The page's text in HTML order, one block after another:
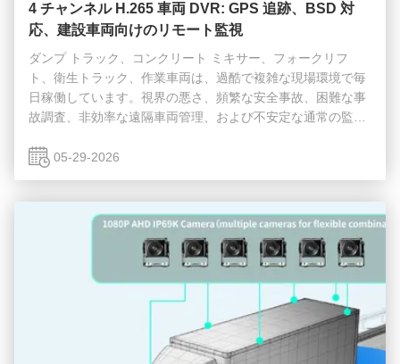
4 チャンネル H.265 車両 DVR: GPS 追跡、BSD 対
応、建設車両向けのリモート監視
ダンプ トラック、コンクリート ミキサー、フォークリフ
ト、衛生トラック、作業車両は、過酷で複雑な現場環境で毎
日稼働しています。視界の悪さ、頻繁な安全事故、困難な事
故調査、非効率な遠隔車両管理、および不安定な通常の監視
の種でした。 従来の手動監視や基本的な消費者向けドライブ
H.265 車載 DVR– 完全なものとして働くデジタル ビデオ レ
コーダー (DVR)そして車載用カメラシステム– と統合全地球
測位システム (GPS)/北斗...
05-29-2026